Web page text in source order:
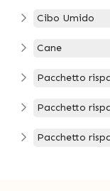
Cibo Umido
Cane
Pacchetto
Pacchetto
Pacchetto